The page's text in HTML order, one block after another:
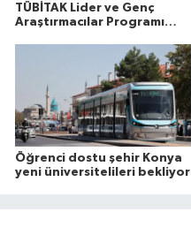
TÜBİTAK Lider ve Genç
Araştırmacılar Programı
Öğrenci dostu şehir Konya
yeni üniversitelileri bekliyor